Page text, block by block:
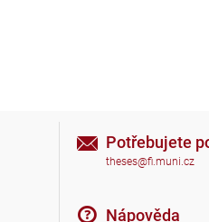
Potřebujete
theses@fi.muni.cz
Nápověda